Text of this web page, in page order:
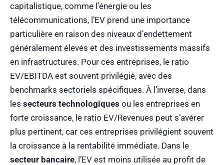
capitalistique, comme l’énergie ou les
télécommunications, l’EV prend une importance
particulière en raison des niveaux d’endettement
généralement élevés et des investissements massifs
en infrastructures. Pour ces entreprises, le ratio
EV/EBITDA est souvent privilégié, avec des
benchmarks sectoriels spécifiques. À l’inverse, dans
les secteurs technologiques ou les entreprises en
forte croissance, le ratio EV/Revenues peut s’avérer
plus pertinent, car ces entreprises privilégient souvent
la croissance à la rentabilité immédiate. Dans le
secteur bancaire, l’EV est moins utilisée au profit de